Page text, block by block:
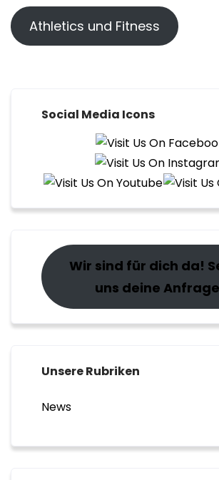
Athletics und Fitness
Social Media Icons
Wir sind für dich da!
uns deine
Unsere Rubriken
News